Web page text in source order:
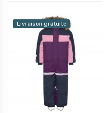
Livraison gratuite